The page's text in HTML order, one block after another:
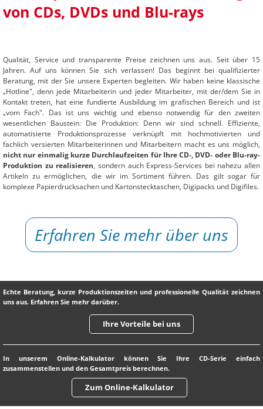
von CDs, DVDs und Blu-rays
Qualität, Service und transparente Preise zeichnen uns aus. Seit über 15
Jahren. Auf uns können Sie sich verlassen! Das beginnt bei qualifizierter
Beratung, mit der Sie unsere Experten begleiten. Wir haben keine klassische
„Hotline", denn jede Mitarbeiterin und jeder Mitarbeiter, mit der/dem Sie in
Kontakt treten, hat eine fundierte Ausbildung im grafischen Bereich und ist
„vom Fach". Das ist uns wichtig und ebenso notwendig für den zweiten
wesentlichen Baustein: Die Produktion: Denn wir sind schnell. Effiziente,
automatisierte Produktionsprozesse verknüpft mit hochmotivierten und
fachlich versierten Mitarbeiterinnen und Mitarbeitern macht es uns möglich,
nicht nur einmalig kurze Durchlaufzeiten für Ihre CD-, DVD- oder Blu-ray-
Produktion zu realisieren, sondern auch Express-Services bei nahezu allen
Artikeln zu ermöglichen, die wir im Sortiment führen. Das gilt sogar für
komplexe Papierdrucksachen und Kartonstecktaschen, Digipacks und Digifiles.
Erfahren Sie mehr über uns
Echte Beratung, kurze Produktionszeiten und professionelle Qualität zeichnen
uns aus. Erfahren Sie mehr darüber.
Ihre Vorteile bei uns
In unserem Online-Kalkulator können Sie Ihre CD-Serie einfach
zusammenstellen und den Gesamtpreis berechnen.
Zum Online-Kalkulator